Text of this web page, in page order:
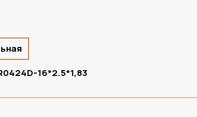
16*2.5*1,83